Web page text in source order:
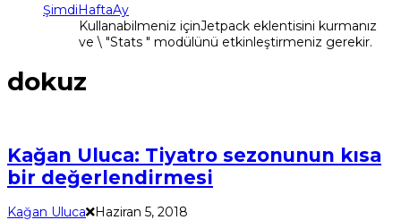
ŞimdiHaftaAy
Kullanabilmeniz içinJetpack eklentisini kurmanız
ve \ "Stats " modülünü etkinleştirmeniz gerekir.
dokuz
Kağan Uluca: Tiyatro sezonunun kısa
bir değerlendirmesi
Kağan Uluca Haziran 5, 2018